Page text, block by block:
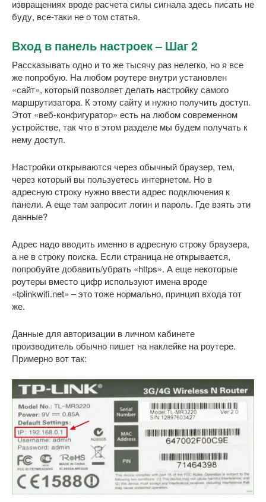
извращениях вроде расчета силы сигнала здесь писать не
буду, все-таки не о том статья.
Вход в панель настроек – Шаг 2
Рассказывать одно и то же тысячу раз нелегко, но я все
же попробую. На любом роутере внутри установлен
«сайт», который позволяет делать настройку самого
маршрутизатора. К этому сайту и нужно получить доступ.
Этот «веб-конфигуратор» есть на любом современном
устройстве, так что в этом разделе мы будем получать к
нему доступ.
Настройки открываются через обычный браузер, тем,
через который вы пользуетесь интернетом. Но в
адресную строку нужно ввести адрес подключения к
панели. А еще там запросит логин и пароль. Где взять эти
данные?
Адрес надо вводить именно в адресную строку браузера,
а не в строку поиска. Если страница не открывается,
попробуйте добавить/убрать «https». А еще некоторые
роутеры вместо цифр используют имена вроде
«tplinkwifi.net» – это тоже нормально, принцип входа тот
же.
Данные для авторизации в личном кабинете
производитель обычно пишет на наклейке на роутере.
Примерно вот так: